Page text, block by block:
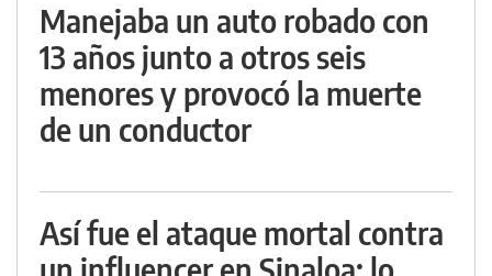
Manejaba un auto robado con
13 años junto a otros seis
menores y provocó la muerte
de un conductor
Así fue el ataque mortal contra